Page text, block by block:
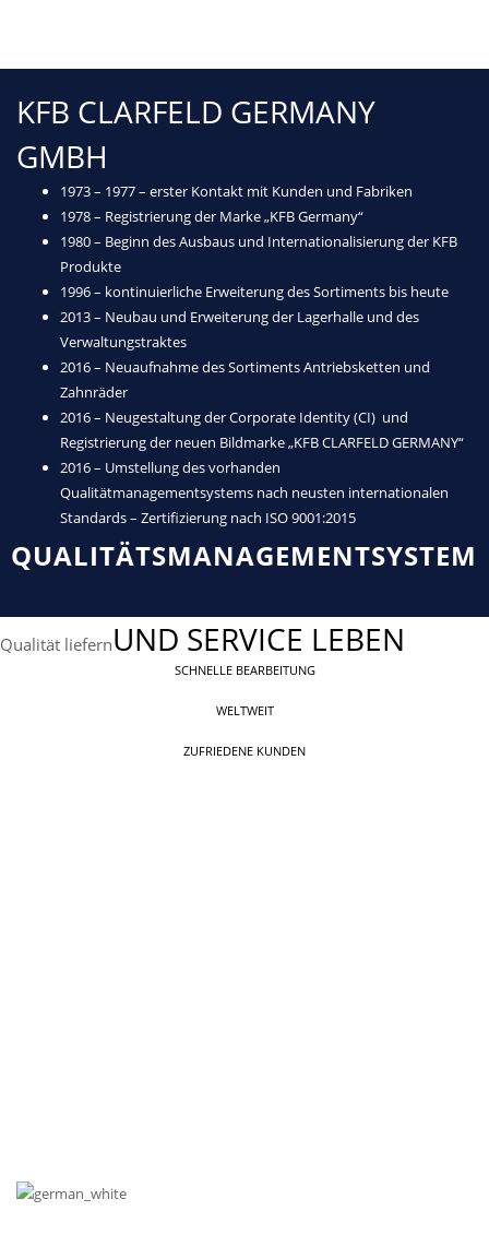
KFB CLARFELD GERMANY
GMBH
1973 – 1977 – erster Kontakt mit Kunden und Fabriken
1978 – Registrierung der Marke „KFB Germany“
1980 – Beginn des Ausbaus und Internationalisierung der KFB
Produkte
1996 – kontinuierliche Erweiterung des Sortiments bis heute
2013 – Neubau und Erweiterung der Lagerhalle und des
Verwaltungstraktes
2016 – Neuaufnahme des Sortiments Antriebsketten und
Zahnräder
2016 – Neugestaltung der Corporate Identity (CI) und
Registrierung der neuen Bildmarke „KFB CLARFELD GERMANY“
2016 – Umstellung des vorhanden
Qualitätmanagementsystems nach neusten internationalen
Standards – Zertifizierung nach ISO 9001:2015
QUALITÄTSMANAGEMENTSYSTEM
Qualität liefernUND SERVICE LEBEN
SCHNELLE BEARBEITUNG
WELTWEIT
ZUFRIEDENE KUNDEN